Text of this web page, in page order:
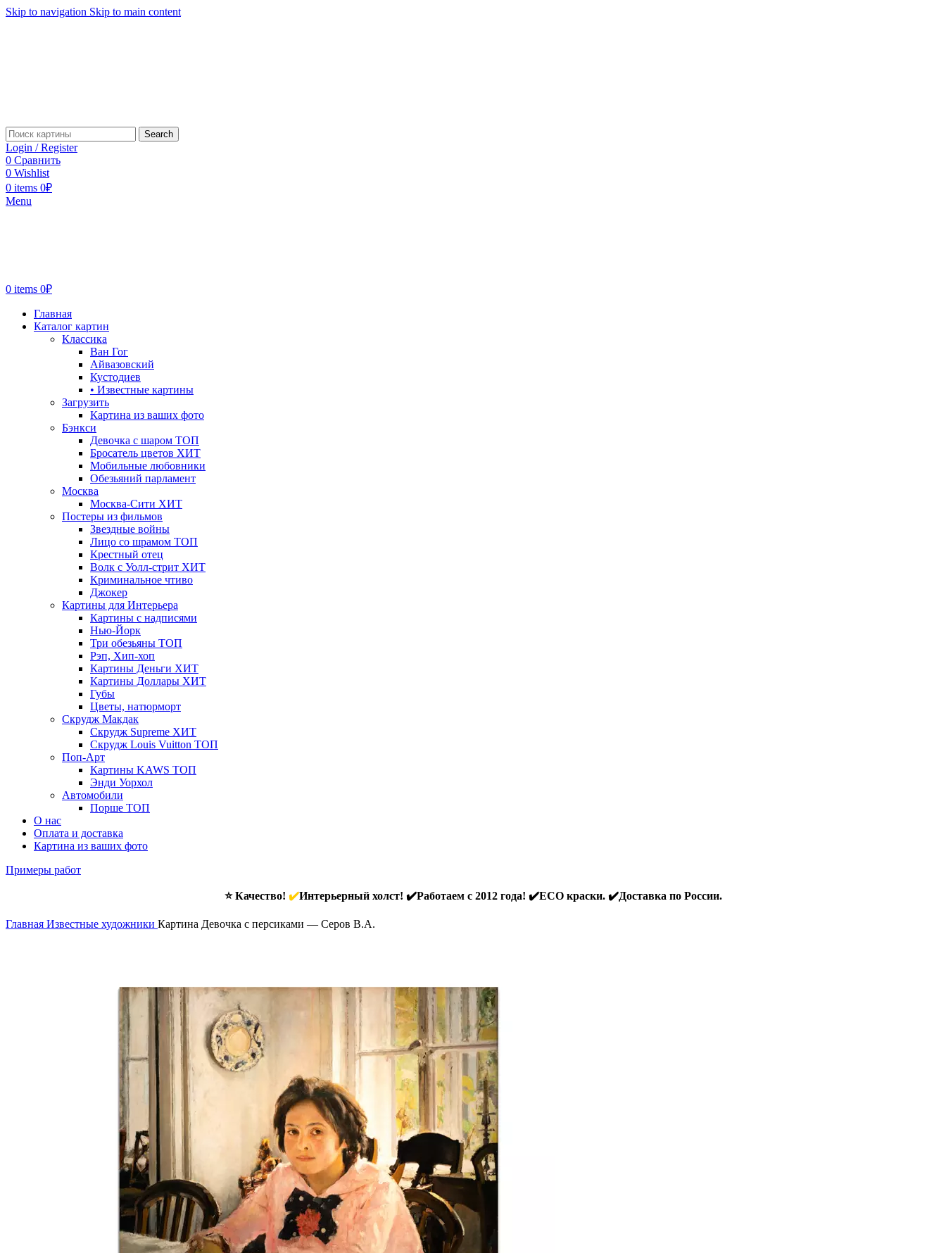
Skip to navigation Skip to main content
Search
Login / Register
0 Сравнить
0 Wishlist
0 items 0₽
Menu
0 items 0₽
Главная
Каталог картин
Классика
Ван Гог
Айвазовский
Кустодиев
• Известные картины
Загрузить
Картина из ваших фото
Бэнкси
Девочка с шаром ТОП
Бросатель цветов ХИТ
Мобильные любовники
Обезьяний парламент
Москва
Москва-Сити ХИТ
Постеры из фильмов
Звездные войны
Лицо со шрамом ТОП
Крестный отец
Волк с Уолл-стрит ХИТ
Криминальное чтиво
Джокер
Картины для Интерьера
Картины с надписями
Нью-Йорк
Три обезьяны ТОП
Рэп, Хип-хоп
Картины Деньги ХИТ
Картины Доллары ХИТ
Губы
Цветы, натюрморт
Скрудж Макдак
Скрудж Supreme ХИТ
Скрудж Louis Vuitton ТОП
Поп-Арт
Картины KAWS ТОП
Энди Уорхол
Автомобили
Порше ТОП
О нас
Оплата и доставка
Картина из ваших фото
Примеры работ
⭐ Качество! ✔️Интерьерный холст! ✔️Работаем с 2012 года! ✔️ECO краски. ✔️Доставка по России.
Главная Известные художники Картина Девочка с персиками — Серов В.А.